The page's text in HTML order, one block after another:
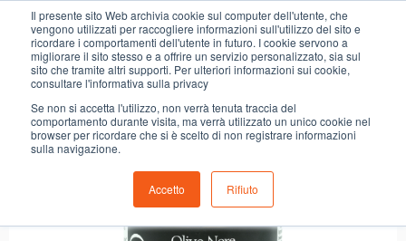
Il presente sito Web archivia cookie sul computer dell'utente, che
vengono utilizzati per raccogliere informazioni sull'utilizzo del sito e
ricordare i comportamenti dell'utente in futuro. I cookie servono a
migliorare il sito stesso e a offrire un servizio personalizzato, sia sul
sito che tramite altri supporti. Per ulteriori informazioni sui cookie,
consultare l'informativa sulla privacy
Se non si accetta l'utilizzo, non verrà tenuta traccia del
comportamento durante visita, ma verrà utilizzato un unico cookie nel
browser per ricordare che si è scelto di non registrare informazioni
sulla navigazione.
Accetto Rifiuto
OLIVE NERE TAGGIASCHE SOMMARIVA SALAM.